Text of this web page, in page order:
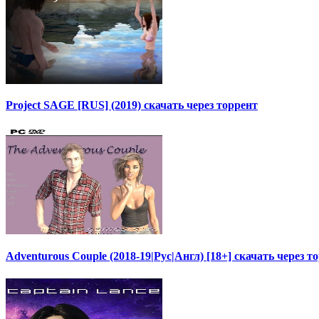
Project SAGE [RUS] (2019) скачать через торрент
Adventurous Couple (2018-19|Рус|Англ) [18+] скачать через